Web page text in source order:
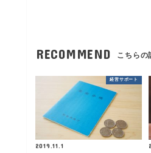
RECOMMEND こちらの
経営サポート
2019.11.1